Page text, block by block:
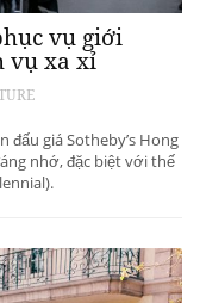
vụ giới
vụ xa xỉ
giá Sotheby’s Hong
nhớ, đặc biệt với thế